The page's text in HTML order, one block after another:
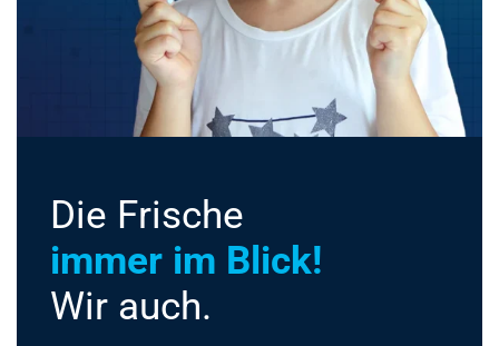
Die Frische
immer im Blick!
Wir auch.